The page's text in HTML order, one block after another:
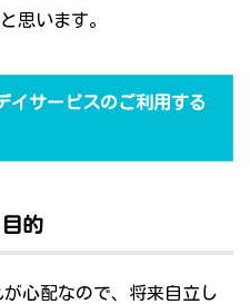
思います。
イサービスのご利用する
的
心配なので、将来自立し